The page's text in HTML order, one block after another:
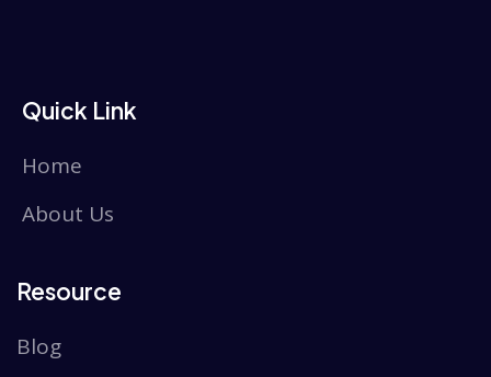
Quick Link
Home
About Us
Resource
Blog